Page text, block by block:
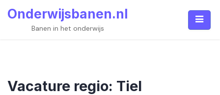
Onderwijsbanen.nl
Banen in het onderwijs
Vacature regio: Tiel